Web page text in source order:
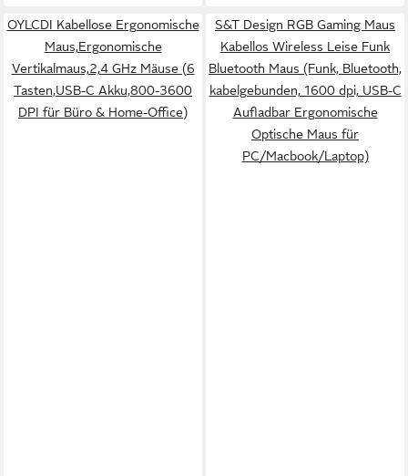
OYLCDI Kabellose Ergonomische
Maus,Ergonomische
Vertikalmaus,2,4 GHz Mäuse (6
Tasten,USB-C Akku,800-3600
DPI für Büro & Home-Office)
S&T Design RGB Gaming Maus
Kabellos Wireless Leise Funk
Bluetooth Maus (Funk, Bluetooth,
kabelgebunden, 1600 dpi, USB-C
Aufladbar Ergonomische
Optische Maus für
PC/Macbook/Laptop)